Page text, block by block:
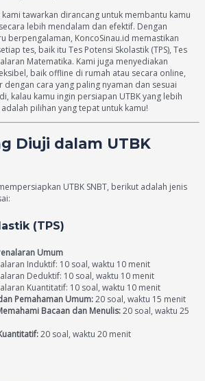
tawarkan dirancang untuk membantu kamu
lebih mendalam dan efektif. Dengan
berpengalaman, KoncoSinau.id memastikan
tes, baik itu Tes Potensi Skolastik (TPS), Tes
Matematika. Kami juga menyediakan
baik offline di rumah atau secara online,
dengan cara yang paling nyaman dan sesuai
kalau kamu ingin persiapan UTBK yang lebih
pilihan yang tepat untuk kamu!
Diuji dalam UTBK
UTBK SNBT, berikut adalah jenis
(TPS)
Umum
Induktif: 10 soal, waktu 10 menit
Deduktif: 10 soal, waktu 10 menit
Kuantitatif: 10 soal, waktu 10 menit
Pemahaman Umum:20 soal, waktu 15 menit
Bacaan dan Menulis:20 soal, waktu 25
20 soal, waktu 20 menit